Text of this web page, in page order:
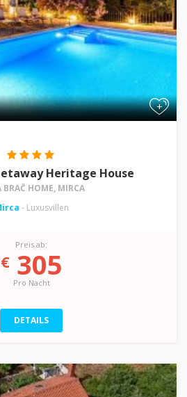
+
Heritage House
BRAČ HOME, MIRCA
- Luxusvillen
Preis ab:
€305
Pro Nacht
DETAILS